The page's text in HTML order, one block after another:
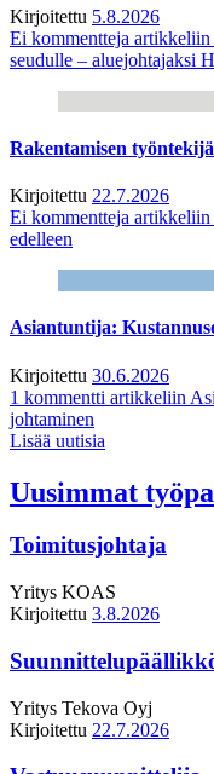
Kirjoitettu 5.8.2026
Ei kommentteja artikkeliin
seudulle – aluejohtajaksi
Rakentamisen
Kirjoitettu 22.7.2026
Ei kommentteja artikkeliin
edelleen
Asiantuntija:
Kirjoitettu 30.6.2026
1 kommentti artikkeliin
johtaminen
Lisää uutisia
Uusimmat
Toimitusjohtaja
Yritys KOAS
Kirjoitettu 3.8.2026
Yritys Tekova Oyj
Kirjoitettu 22.7.2026